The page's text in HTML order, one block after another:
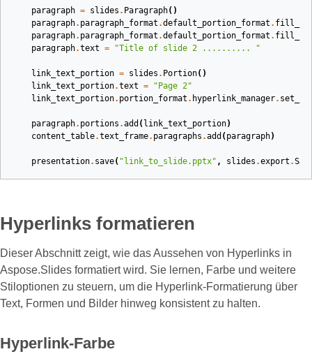
paragraph = slides . Paragraph()
paragraph. paragraph_format .default_portion_format .
paragraph. paragraph_format .default_portion_format .
paragraph.text = "Title of slide 2 .......... "
link_text_portion = slides . Portion()
link_text_portion.text =
"Page 2"
link_text_portion. portion_format . hyperlink_manager.
paragraph. portions .add ( link_text_portion)
content_table.text_frame. paragraphs .add ( paragraph)
presentation. save( "link_to_slide.pptx" , slides .export .
Hyperlinks formatieren
Dieser Abschnitt zeigt, wie das Aussehen von Hyperlinks in
Aspose.Slides formatiert wird. Sie lernen, Farbe und weitere
Stiloptionen zu steuern, um die Hyperlink‑Formatierung über
Text, Formen und Bilder hinweg konsistent zu halten.
Hyperlink‑Farbe